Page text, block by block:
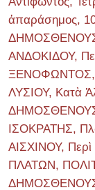
ἀπαράσημος,
ΔΗΜΟΣΘΕΝΟΥΣ,
ΑΝΔΟΚΙΔΟΥ,
ΞΕΝΟΦΩΝΤΟΣ,
ΛΥΣΙΟΥ, Κατὰ
ΔΗΜΟΣΘΕΝΟΥΣ,
ΙΣΟΚΡΑΤΗΣ,
ΑΙΣΧΙΝΟΥ,
ΠΛΑΤΩΝ,
ΔΗΜΟΣΘΕΝΟΥΣ,